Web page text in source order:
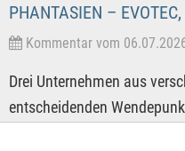
PHANTASIEN –
Kommentar vom
Drei Unternehmen aus
entscheidenden